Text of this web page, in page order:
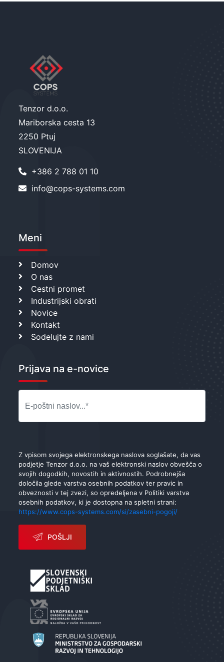
Tenzor d.o.o.
Mariborska cesta 13
2250 Ptuj
SLOVENIJA
+386 2 788 01 10
info@cops-systems.com
Meni
Domov
O nas
Cestni promet
Industrijski obrati
Novice
Kontakt
Sodelujte z nami
Prijava na e-novice
Z vpisom svojega elektronskega naslova soglašate, da vas
podjetje Tenzor d.o.o. na vaš elektronski naslov obvešča o
svojih dogodkih, novostih in aktivnostih. Podrobnejša
določila glede varstva osebnih podatkov ter pravic in
obveznosti v tej zvezi, so opredeljena v Politiki varstva
osebnih podatkov, ki je dostopna na spletni strani:
https://www.cops-systems.com/si/zasebni-pogoji/
POŠLJI